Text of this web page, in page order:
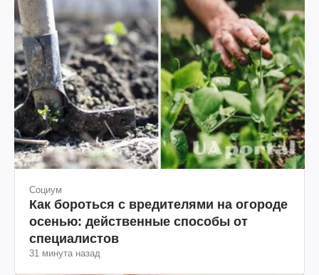
Социум
Как бороться с вредителями на огороде
осенью: действенные способы от
специалистов
31 минута назад